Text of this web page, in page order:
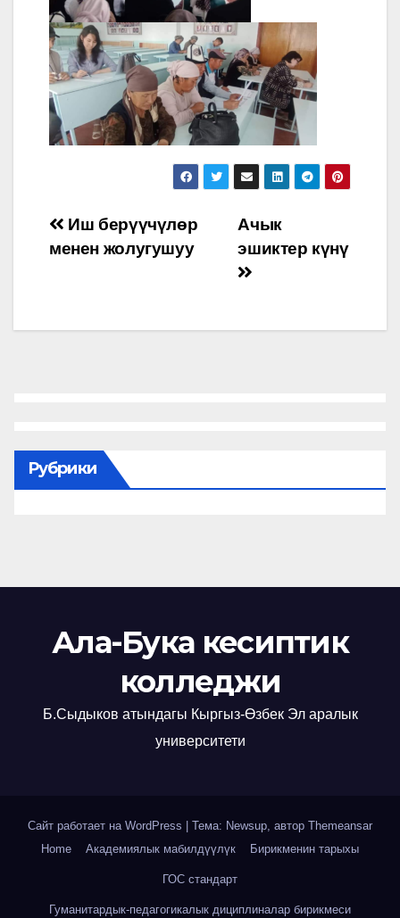
Навигация
Ачык
эшиктер күнү
Иш берүүчүлөр
менен жолугушуу
Рубрики
Ала-Бука кесиптик
колледжи
Б.Сыдыков атындагы Кыргыз-Өзбек Эл аралык
университети
Сайт работает на WordPress Тема: Newsup, автор Themeansar
Home
Академиялык мабилдүүлүк Бирикменин тарыхы
ГОС стандарт
Гуманитардык-педагогикалык дициплиналар бирикмеси